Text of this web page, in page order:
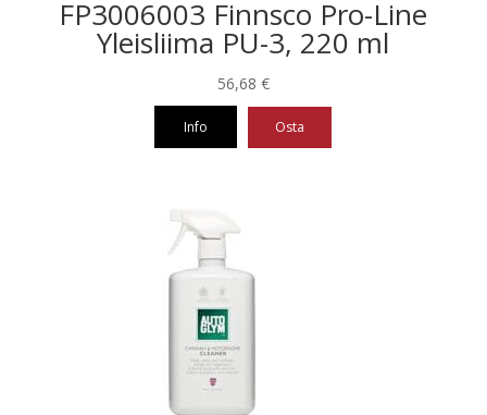
FP3006003 Finnsco Pro-Line
Yleisliima PU-3, 220 ml
56,68 €
Info Osta